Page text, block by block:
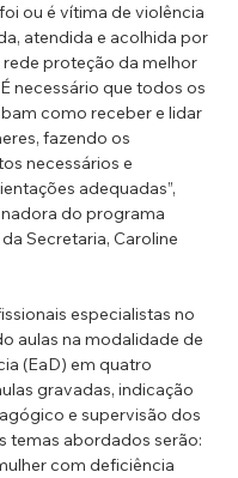
ou é vítima de violência
atendida e acolhida por
proteção da melhor
necessário que todos os
como receber e lidar
fazendo os
necessários e
adequadas”,
do programa
Secretaria, Caroline
especialistas no
aulas na modalidade de
(EaD) em quatro
gravadas, indicação
e supervisão dos
temas abordados serão:
com deficiência